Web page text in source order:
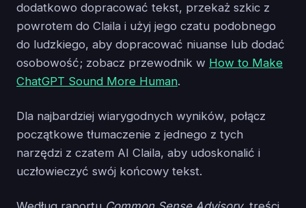
dodatkowo dopracować tekst, przekaż szkic z
powrotem do Claila i użyj jego czatu podobnego
do ludzkiego, aby dopracować niuanse lub dodać
osobowość; zobacz przewodnik w How to Make
ChatGPT Sound More Human.
Dla najbardziej wiarygodnych wyników, połącz
początkowe tłumaczenie z jednego z tych
narzędzi z czatem AI Claila, aby udoskonalić i
uczłowieczyć swój końcowy tekst.